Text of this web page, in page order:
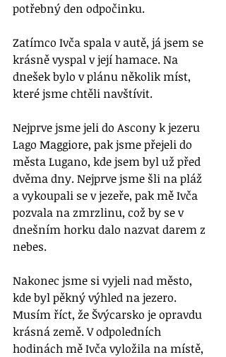
potřebný den odpočinku.
Zatímco Ivča spala v autě, já jsem se
krásně vyspal v její hamace. Na
dnešek bylo v plánu několik míst,
které jsme chtěli navštívit.
Nejprve jsme jeli do Ascony k jezeru
Lago Maggiore, pak jsme přejeli do
města Lugano, kde jsem byl už před
dvěma dny. Nejprve jsme šli na pláž
a vykoupali se v jezeře, pak mě Ivča
pozvala na zmrzlinu, což by se v
dnešním horku dalo nazvat darem z
nebes.
Nakonec jsme si vyjeli nad město,
kde byl pěkný výhled na jezero.
Musím říct, že Švýcarsko je opravdu
krásná země. V odpoledních
hodinách mě Ivča vyložila na místě,